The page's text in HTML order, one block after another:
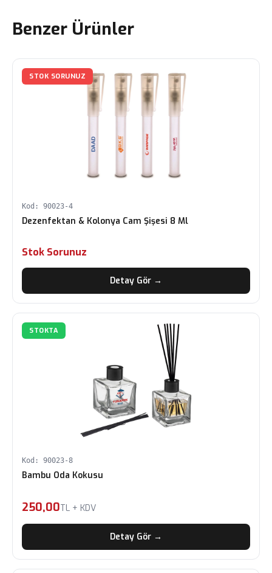
Benzer Ürünler
STOK SORUNUZ
Kod: 90023-4
Dezenfektan & Kolonya Cam Şişesi 8 Ml
Stok Sorunuz
Detay Gör →
STOKTA
Kod: 90023-8
Bambu Oda Kokusu
250,00TL + KDV
Detay Gör →